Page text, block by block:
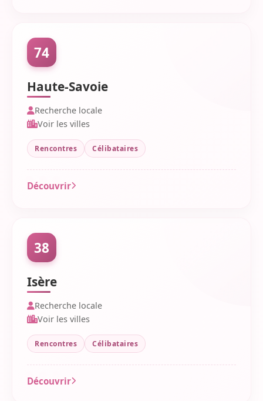
74
Haute-Savoie
Recherche locale
Voir les villes
Rencontres Célibataires
Découvrir
38
Isère
Recherche locale
Voir les villes
Rencontres Célibataires
Découvrir